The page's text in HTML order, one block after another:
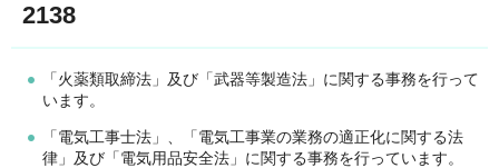
2138
「火薬類取締法」及び「武器等製造法」に関する事務を行って
います。
「電気工事士法」、「電気工事業の業務の適正化に関する法
律」及び「電気用品安全法」に関する事務を行っています。